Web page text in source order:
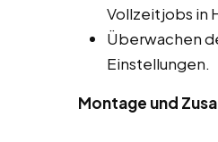
Vollzeitjobs in
Überwachen
Einstellungen.
Montage und